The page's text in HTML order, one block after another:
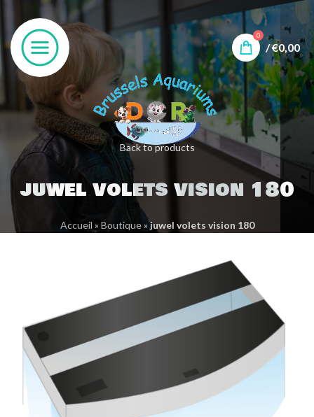
0
/€0,00
Back to products
juwel volets vision 180
Accueil » Boutique»juwel volets vision 180